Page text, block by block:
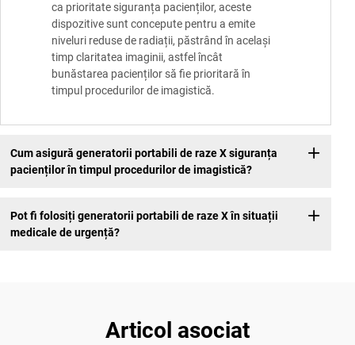
ca prioritate siguranța pacienților, aceste
dispozitive sunt concepute pentru a emite
niveluri reduse de radiații, păstrând în același
timp claritatea imaginii, astfel încât
bunăstarea pacienților să fie prioritară în
timpul procedurilor de imagistică.
Cum asigură generatorii portabili de raze X siguranța
pacienților în timpul procedurilor de imagistică?
Pot fi folosiți generatorii portabili de raze X în situații
medicale de urgență?
Articol asociat